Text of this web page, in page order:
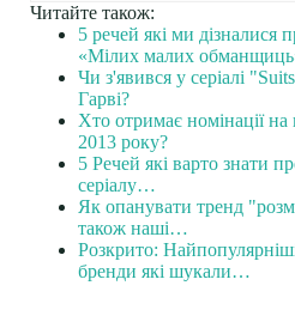
Читайте також:
5 речей які ми дізналися
«Мілих малих
Чи з'явився у серіалі
Гарві?
Хто отримає номінації
2013 року?
5 Речей які варто знати
серіалу…
Як опанувати тренд
також наші…
Розкрито:
бренди які шукали…